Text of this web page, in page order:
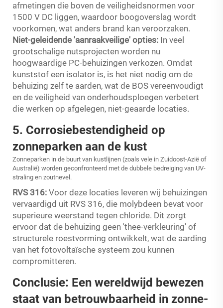
afmetingen die boven de veiligheidsnormen voor
1500 V DC liggen, waardoor boogoverslag wordt
voorkomen, wat anders brand kan veroorzaken.
Niet-geleidende 'aanraakveilige' opties: In veel
grootschalige nutsprojecten worden nu
hoogwaardige PC-behuizingen verkozen. Omdat
kunststof een isolator is, is het niet nodig om de
behuizing zelf te aarden, wat de BOS vereenvoudigt
en de veiligheid van onderhoudsploegen verbetert
die werken op afgelegen, niet-geaarde locaties.
5. Corrosiebestendigheid op
zonneparken aan de kust
Zonneparken in de buurt van kustlijnen (zoals vele in Zuidoost-Azië of
Australië) worden geconfronteerd met de dubbele bedreiging van UV-
straling en zoutnevel.
RVS 316: Voor deze locaties leveren wij behuizingen
vervaardigd uit RVS 316, die molybdeen bevat voor
superieure weerstand tegen chloride. Dit zorgt
ervoor dat de behuizing geen 'thee-verkleuring' of
structurele roestvorming ontwikkelt, wat de aarding
van het fotovoltaïsche systeem zou kunnen
compromitteren.
Conclusie: Een wereldwijd bewezen
staat van betrouwbaarheid in zonne-